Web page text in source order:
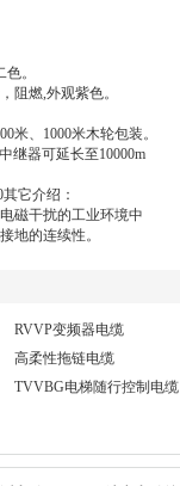
。
阻燃,外观紫色。
米、1000米木轮包装。
继器可延长至10000m
它介绍：
磁干扰的工业环境中
地的连续性。
RVVP变频器电缆
高柔性拖链电缆
TVVBG电梯随行控制电缆